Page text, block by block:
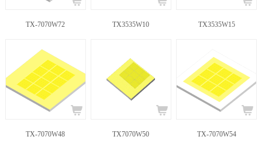
TX-7070W72 TX3535W10 TX3535W15
TX-7070W48 TX7070W50 TX-7070W54